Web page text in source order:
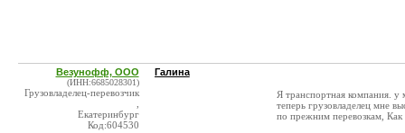
Везунофф, ООО
(ИНН:6685028301)
Грузовладелец-перевозчик
Екатеринбург
Код:604530
Галина
Я транспортная компания. у
теперь грузовладелец мне
по прежним перевозкам, Как